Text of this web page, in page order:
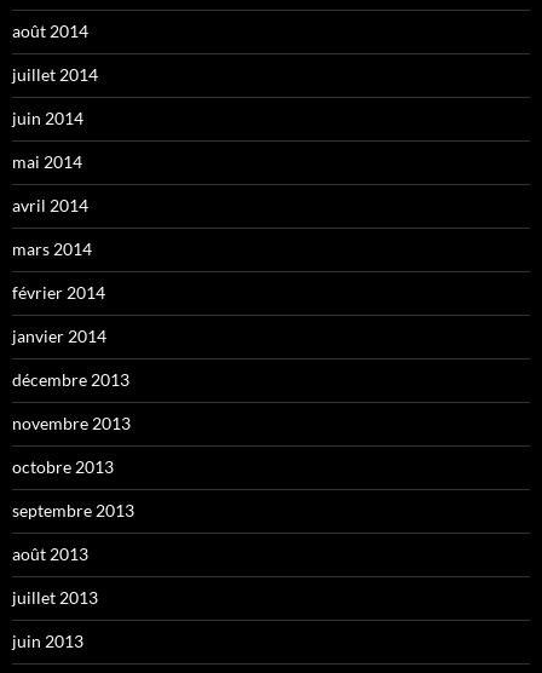
août 2014
juillet 2014
juin 2014
mai 2014
avril 2014
mars 2014
février 2014
janvier 2014
décembre 2013
novembre 2013
octobre 2013
septembre 2013
août 2013
juillet 2013
juin 2013